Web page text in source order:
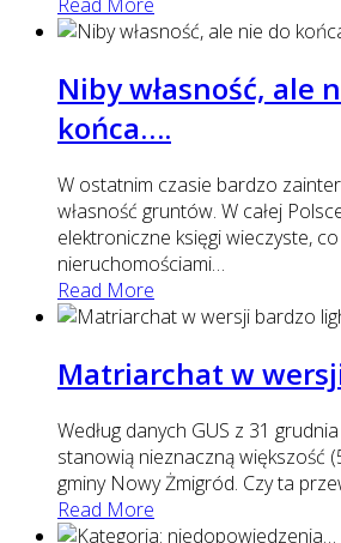
Niby własność, ale
końca….
W ostatnim czasie bardzo
własność gruntów. W całej
elektroniczne księgi wieczyste,
nieruchomościami…
Read More
Matriarchat w
Według danych GUS z 31
stanowią nieznaczną większość
gminy Nowy Żmigród. Czy ta
Read More